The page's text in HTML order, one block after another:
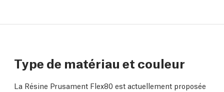
Type de matériau et couleur
La Résine Prusament Flex80 est actuellement proposée